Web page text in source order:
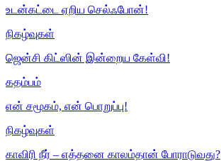
உடன்கட்டை ஏறிய செல்ஃபோன்!
நிகழ்வுகள்
ஜென்சி கிட்ஸின் இன்றைய கேள்வி!
கதம்பம்
என் சமூகம், என் பொறுப்பு!
நிகழ்வுகள்
காவிரி நீர் – எத்தனை காலம்தான் போராடுவது?